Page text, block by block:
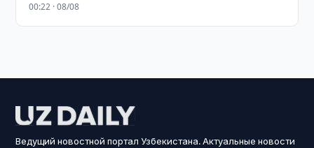
00:22 · 08/08
Ведущий новостной портал Узбекистана. Актуальные новости